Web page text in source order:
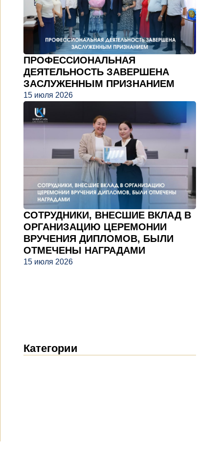
ПРОФЕССИОНАЛЬНАЯ
ДЕЯТЕЛЬНОСТЬ ЗАВЕРШЕНА
ЗАСЛУЖЕННЫМ ПРИЗНАНИЕМ
15 июля 2026
СОТРУДНИКИ, ВНЕСШИЕ ВКЛАД В
ОРГАНИЗАЦИЮ ЦЕРЕМОНИИ
ВРУЧЕНИЯ ДИПЛОМОВ, БЫЛИ
ОТМЕЧЕНЫ НАГРАДАМИ
15 июля 2026
Категории